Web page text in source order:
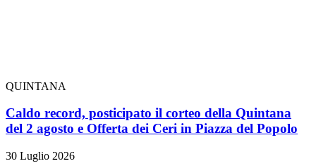
QUINTANA
Caldo record, posticipato il corteo della Quintana
del 2 agosto e Offerta dei Ceri in Piazza del Popolo
30 Luglio 2026